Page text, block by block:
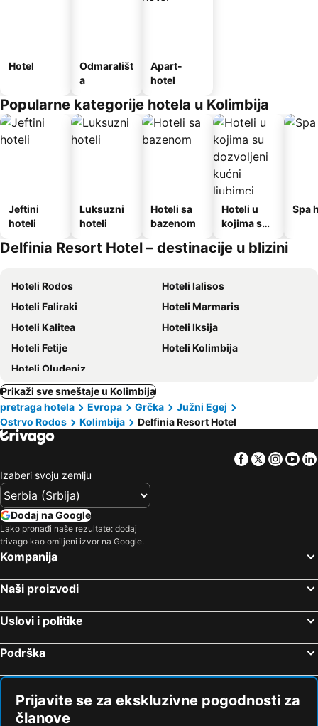
Hotel
Odmarališt
a
Apart-
hotel
Popularne kategorije hotela u Kolimbija
Jeftini
hoteli
Luksuzni
hoteli
Hoteli sa
bazenom
Hoteli u
kojima su
kućni
Spa
Delfinia Resort Hotel – destinacije u blizini
Hoteli Rodos
Hoteli Ialisos
Hoteli Faliraki
Hoteli Marmaris
Hoteli Kalitea
Hoteli Iksija
Hoteli Fetije
Hoteli Kolimbija
Hoteli Oludeniz
Prikaži sve smeštaje u Kolimbija
pretraga hotela
Evropa Grčka
Južni Egej
Ostrvo Rodos
Kolimbija Delfinia Resort Hotel
Facebook
Twitter
Izaberi svoju zemlju
Dodaj na Google
Lako pronađi naše rezultate: dodaj
trivago kao omiljeni izvor na Google.
Kompanija
Naši proizvodi
Uslovi i politike
Podrška
Prijavite se za ekskluzivne pogodnosti za
članove